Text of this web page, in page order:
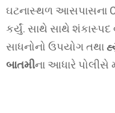
ઘટનાસ્થળ આસપાસના
કર્યું. સાથે સાથે
સાધનોનો ઉપયોગ તથા
બાતમીના આધારે પોલીસે